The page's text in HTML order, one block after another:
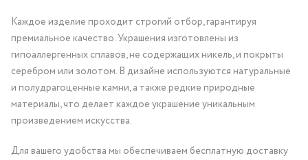
Каждое изделие проходит строгий отбор, гарантируя
премиальное качество. Украшения изготовлены из
гипоаллергенных сплавов, не содержащих никель, и покрыты
серебром или золотом. В дизайне используются натуральные
и полудрагоценные камни, а также редкие природные
материалы, что делает каждое украшение уникальным
произведением искусства.
Для вашего удобства мы обеспечиваем бесплатную доставку